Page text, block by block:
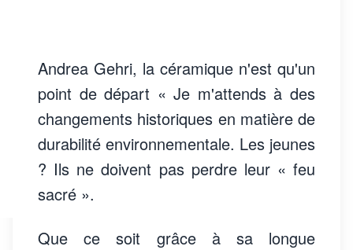
Andrea Gehri, la céramique n'est qu'un
point de départ « Je m'attends à des
changements historiques en matière de
durabilité environnementale. Les jeunes
? Ils ne doivent pas perdre leur « feu
sacré ».
Que ce soit grâce à sa longue